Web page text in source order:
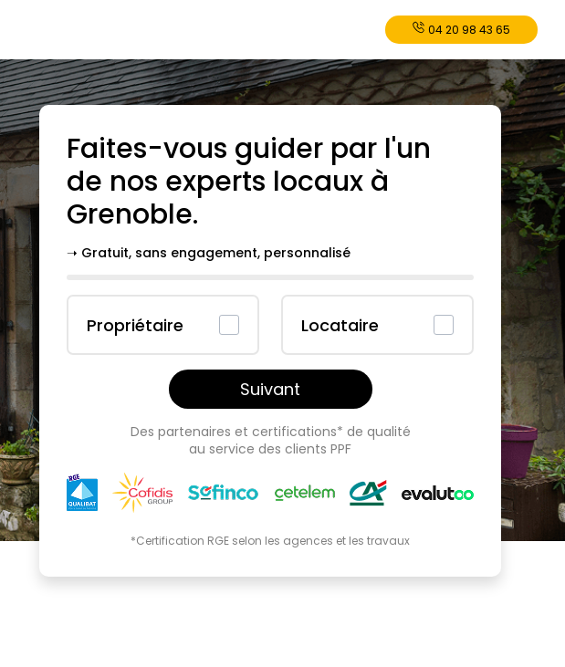
04 20 98 43 65
Faites-vous guider par l'un
de nos experts locaux à
Grenoble.
➝ Gratuit, sans engagement, personnalisé
Propriétaire Locataire
Suivant
Des partenaires et certifications* de qualité
au service des clients PPF
*Certification RGE selon les agences et les travaux